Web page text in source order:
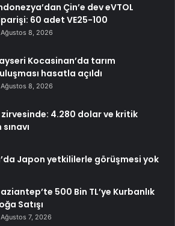
Çin’e dev eVTOL
60 adet VE25-100
Ağustos 8, 2026
Kocasinan’da tarım
hasatla açıldı
Ağustos 8, 2026
zirvesinde: 4.280 dolar ve kritik
Japon yetkililerle görüşmesi yok
500 Bin TL’ye Kurbanlık
Satışı
Ağustos 7, 2026